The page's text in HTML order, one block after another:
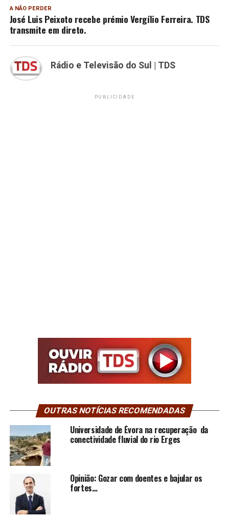
A NÃO PERDER
José Luis Peixoto recebe prémio Vergílio Ferreira. TDS
transmite em direto.
Rádio e Televisão do Sul | TDS
PUBLICIDADE
OUTRAS NOTÍCIAS RECOMENDADAS
Universidade de Évora na recuperação da
conectividade fluvial do rio Erges
Opinião: Gozar com doentes e bajular os
fortes…